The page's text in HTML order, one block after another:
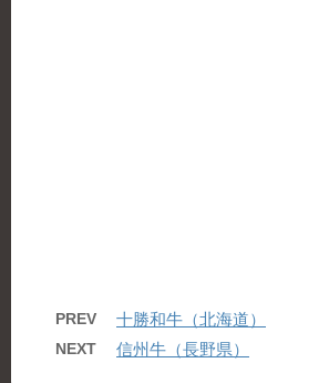
PREV 十勝和牛（北海道）
NEXT 信州牛（長野県）